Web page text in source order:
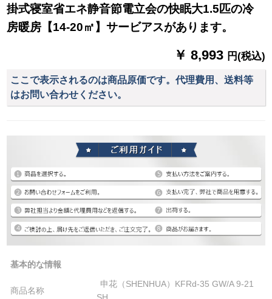
掛式寝室省エネ静音節電立会の快眠大1.5匹の冷
房暖房【14-20㎡】サービアスがあります。
￥ 8,993 円(税込)
ここで表示されるのは商品原価です。代理費用、送料等
はお問い合わせください。
基本的な情報
商品名称
申花（SHENHUA）KFRd-35 GW/A 9-21
SH